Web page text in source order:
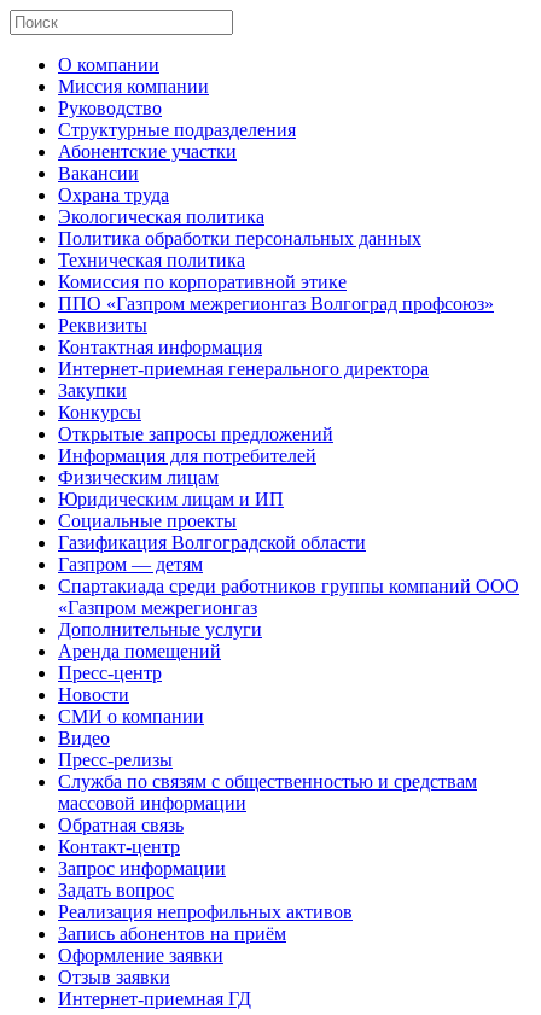
О компании
Миссия компании
Руководство
Структурные подразделения
Абонентские участки
Вакансии
Охрана труда
Экологическая политика
Политика обработки персональных данных
Техническая политика
Комиссия по корпоративной этике
ППО «Газпром межрегионгаз Волгоград профсоюз»
Реквизиты
Контактная информация
Интернет-приемная генерального директора
Закупки
Конкурсы
Открытые запросы предложений
Информация для потребителей
Физическим лицам
Юридическим лицам и ИП
Социальные проекты
Газификация Волгоградской области
Газпром — детям
Спартакиада среди работников группы компаний ООО
«Газпром межрегионгаз
Дополнительные услуги
Аренда помещений
Пресс-центр
Новости
СМИ о компании
Видео
Пресс-релизы
Служба по связям с общественностью и средствам
массовой информации
Обратная связь
Контакт-центр
Запрос информации
Задать вопрос
Реализация непрофильных активов
Запись абонентов на приём
Оформление заявки
Отзыв заявки
Интернет-приемная ГД